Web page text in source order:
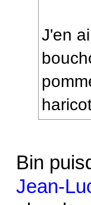
J'en
Bin
Jean-